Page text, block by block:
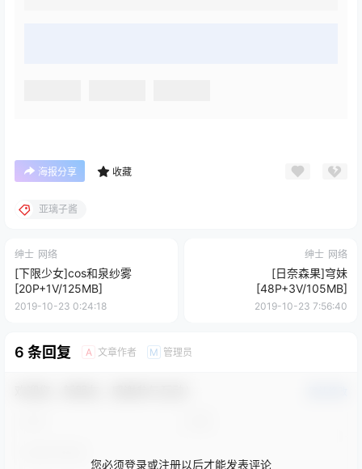
海报分享 收藏
亚璃子酱
绅士 网络
[下限少女]cos和泉纱雾
[20P+1V/125MB]
2019-10-23 0:24:18
绅士 网络
[日奈森果]穹妹
[48P+3V/105MB]
2019-10-23 7:56:40
6 条回复 A 文章作者 M 管理员
您必须登录或注册以后才能发表评论